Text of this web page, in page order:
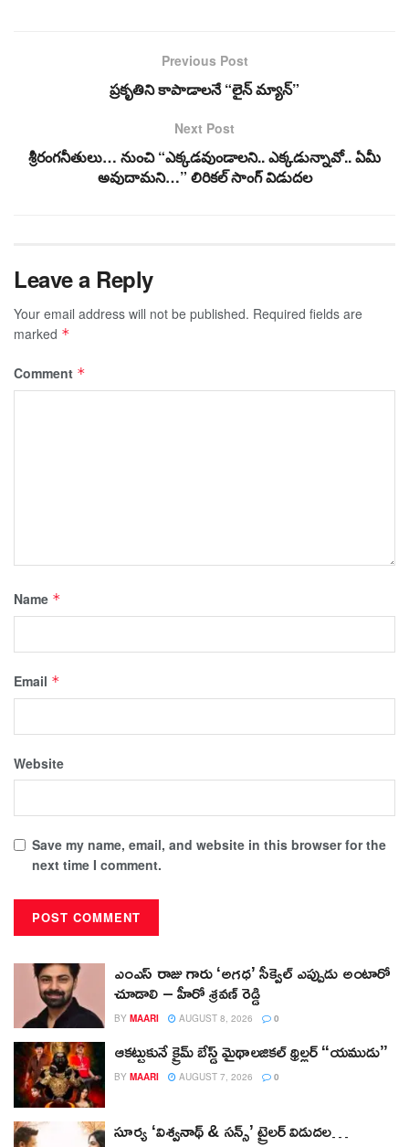
Previous Post
ప్రకృతిని కాపాడాలనే “లైన్ మ్యాన్”
Next Post
శ్రీ‌రంగ‌నీతులు… నుంచి “ఎక్క‌డ‌వుండాల‌ని.. ఎక్క‌డున్నావో.. ఏమీ
అవుదామ‌ని…” లిరిక‌ల్ సాంగ్ విడుద‌ల
Leave a Reply
Your email address will not be published. Required fields are
marked *
Comment *
Name *
Email *
Website
Save my name, email, and website in this browser for the
next time I comment.
ఎంఎస్ రాజు గారు ‘అగధ’ సీక్వెల్ ఎప్పుడు అంటారో
చూడాలి – హీరో శ్రవణ్ రెడ్డి
BY MAARI AUGUST 8, 2026 0
ఆకట్టుకునే క్రైమ్ బేస్డ్ మైథాలజికల్ థ్రిల్లర్ “యముడు”
BY MAARI AUGUST 7, 2026 0
సూర్య ‘విశ్వనాథ్ & సన్స్’ ట్రైలర్ విడుదల…